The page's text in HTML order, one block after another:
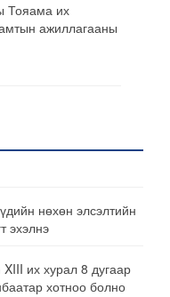
Тояама их
ажиллагааны
нөхөн элсэлтийн
эхэлнэ
их хурал 8 дугаар
хотноо болно